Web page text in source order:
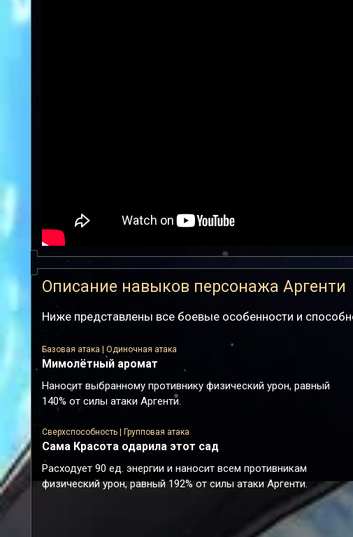
Описание навыков персонажа Аргенти
Ниже представлены все боевые особенности и
Базовая атака | Одиночная атака
Мимолётный аромат
Наносит выбранному противнику физический урон, равный
140% от силы атаки Аргенти.
Сверхспособность | Групповая атака
Сама Красота одарила этот сад
Расходует 90 ед. энергии и наносит всем противникам
физический урон, равный 192% от силы атаки Аргенти.